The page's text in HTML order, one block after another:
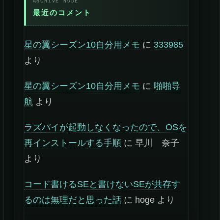
最近のコメント
星の翼シーズン10自分用メモ に 333985
より
星の翼シーズン10自分用メモ に 啪啪导
航 より
ラズパイが起動しなくなったので、OSを
再インストールする手順 に 早川 奈子
より
コード書けるSEと書けないSEが共存す
るのは無理だと思った話 に hoge より